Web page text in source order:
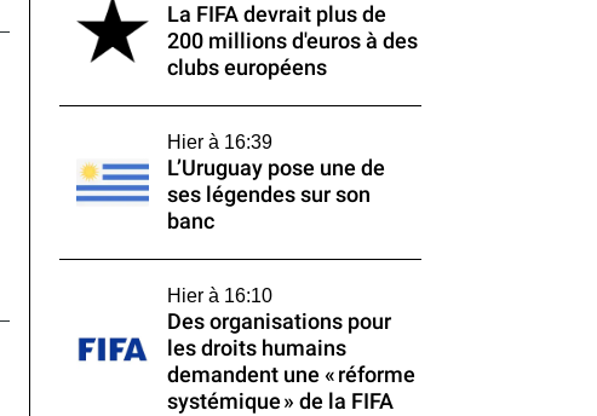
La FIFA devrait plus de
200 millions d'euros à des
clubs européens
Hier à 16:39
L’Uruguay pose une de
ses légendes sur son
banc
Hier à 16:10
Des organisations pour
les droits humains
demandent une « réforme
systémique » de la FIFA